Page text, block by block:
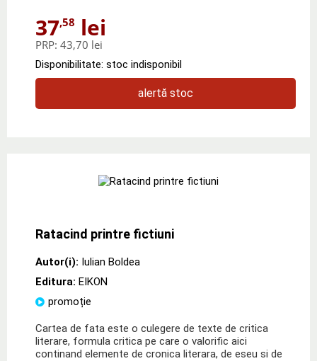
37,58 lei
PRP: 43,70 lei
Disponibilitate: stoc indisponibil
alertă stoc
Ratacind printre fictiuni
Autor(i): Iulian Boldea
Editura: EIKON
promoție
Cartea de fata este o culegere de texte de critica
literare, formula critica pe care o valorific aici
continand elemente de cronica literara, de eseu si de